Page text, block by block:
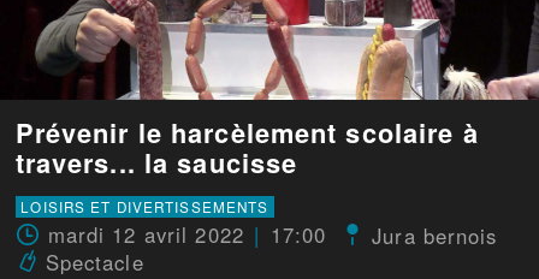
Prévenir le harcèlement scolaire à
travers... la saucisse
LOISIRS ET DIVERTISSEMENTS
mardi 12 avril 2022 17:00
Jura bernois
Spectacle